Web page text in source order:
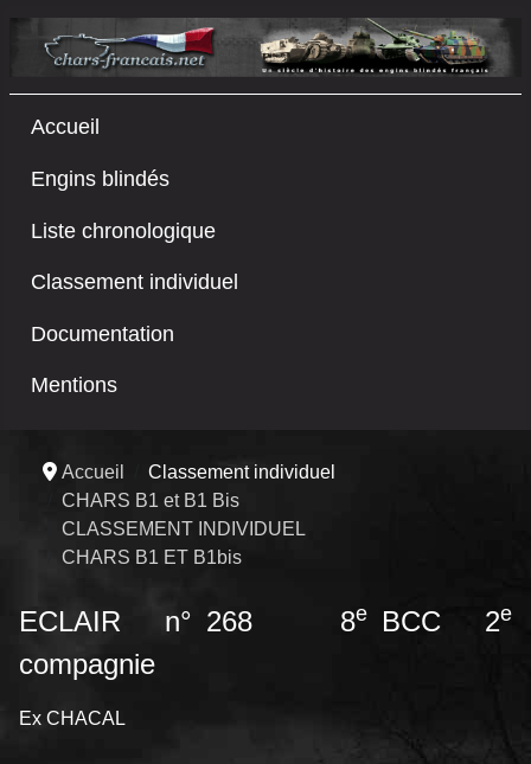
Accueil
Engins blindés
Liste chronologique
Classement individuel
Documentation
Mentions
Accueil
Classement individuel
CHARS B1 et B1 Bis
CLASSEMENT INDIVIDUEL
CHARS B1 ET B1bis
ECLAIR n° 268 8eBCC 2e
compagnie
Ex CHACAL